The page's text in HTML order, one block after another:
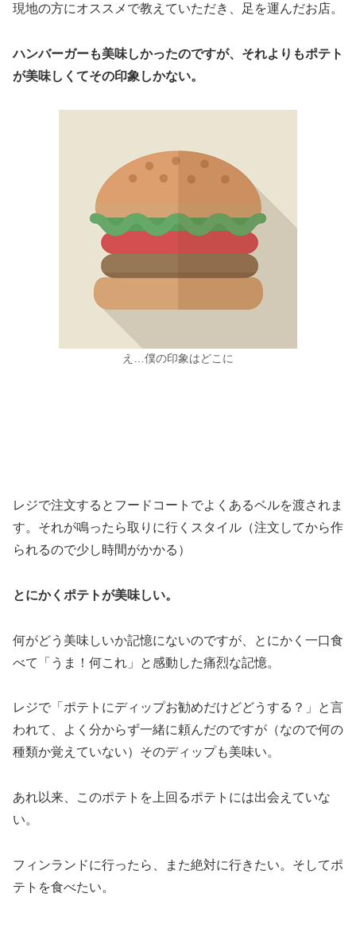
現地の方にオススメで教えていただき、足を運んだお店。
ハンバーガーも美味しかったのですが、それよりもポテト
が美味しくてその印象しかない。
え…僕の印象はどこに
レジで注文するとフードコートでよくあるベルを渡されま
す。それが鳴ったら取りに行くスタイル（注文してから作
られるので少し時間がかかる）
とにかくポテトが美味しい。
何がどう美味しいか記憶にないのですが、とにかく一口食
べて「うま！何これ」と感動した痛烈な記憶。
レジで「ポテトにディップお勧めだけどどうする？」と言
われて、よく分からず一緒に頼んだのですが（なので何の
種類か覚えていない）そのディップも美味い。
あれ以来、このポテトを上回るポテトには出会えていな
い。
フィンランドに行ったら、また絶対に行きたい。そしてポ
テトを食べたい。